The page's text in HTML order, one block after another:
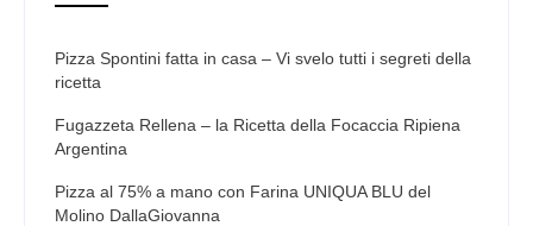
Pizza Spontini fatta in casa – Vi svelo tutti i segreti della
ricetta
Fugazzeta Rellena – la Ricetta della Focaccia Ripiena
Argentina
Pizza al 75% a mano con Farina UNIQUA BLU del
Molino DallaGiovanna